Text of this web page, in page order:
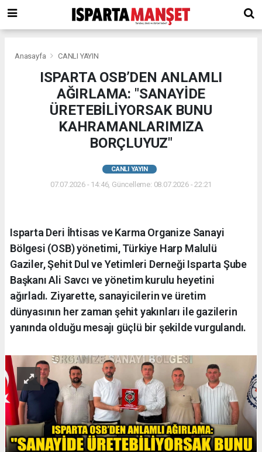
Anasayfa CANLI YAYIN
ISPARTA OSB’DEN ANLAMLI
AĞIRLAMA: "SANAYİDE
ÜRETEBİLİYORSAK BUNU
KAHRAMANLARIMIZA
BORÇLUYUZ"
CANLI YAYIN
07.07.2026 - 14:46, Güncelleme: 08.07.2026 - 22:21
Isparta Deri İhtisas ve Karma Organize Sanayi
Bölgesi (OSB) yönetimi, Türkiye Harp Malulü
Gaziler, Şehit Dul ve Yetimleri Derneği Isparta Şube
Başkanı Ali Savcı ve yönetim kurulu heyetini
ağırladı. Ziyarette, sanayicilerin ve üretim
dünyasının her zaman şehit yakınları ile gazilerin
yanında olduğu mesajı güçlü bir şekilde vurgulandı.